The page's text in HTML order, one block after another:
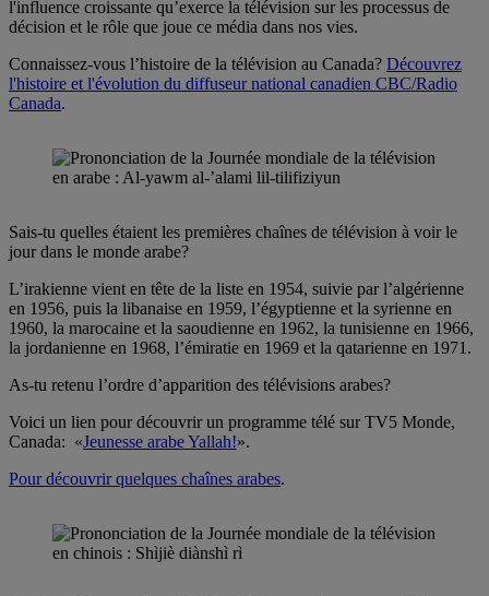
l'influence croissante qu’exerce la télévision sur les processus de
décision et le rôle que joue ce média dans nos vies.
Connaissez-vous l’histoire de la télévision au Canada? Découvrez
l'histoire et l'évolution du diffuseur national canadien CBC/Radio
Canada.
Sais-tu quelles étaient les premières chaînes de télévision à voir le
jour dans le monde arabe?
L’irakienne vient en tête de la liste en 1954, suivie par l’algérienne
en 1956, puis la libanaise en 1959, l’égyptienne et la syrienne en
1960, la marocaine et la saoudienne en 1962, la tunisienne en 1966,
la jordanienne en 1968, l’émiratie en 1969 et la qatarienne en 1971.
As-tu retenu l’ordre d’apparition des télévisions arabes?
Voici un lien pour découvrir un programme télé sur TV5 Monde,
Canada: «Jeunesse arabe Yallah!».
Pour découvrir quelques chaînes arabes.